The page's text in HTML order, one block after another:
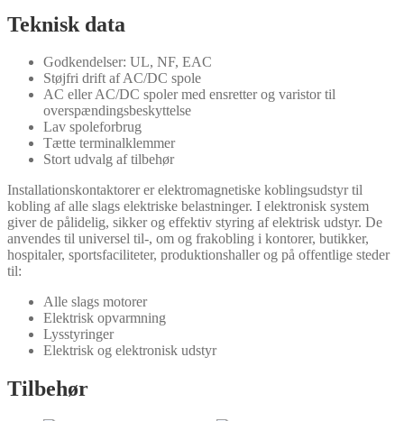
Teknisk data
Godkendelser: UL, NF, EAC
Støjfri drift af AC/DC spole
AC eller AC/DC spoler med ensretter og varistor til
overspændingsbeskyttelse
Lav spoleforbrug
Tætte terminalklemmer
Stort udvalg af tilbehør
Installationskontaktorer er elektromagnetiske koblingsudstyr til
kobling af alle slags elektriske belastninger. I elektronisk system
giver de pålidelig, sikker og effektiv styring af elektrisk udstyr. De
anvendes til universel til-, om og frakobling i kontorer, butikker,
hospitaler, sportsfaciliteter, produktionshaller og på offentlige steder
til:
Alle slags motorer
Elektrisk opvarmning
Lysstyringer
Elektrisk og elektronisk udstyr
Tilbehør